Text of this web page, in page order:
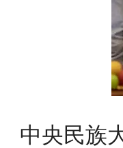
中央民族